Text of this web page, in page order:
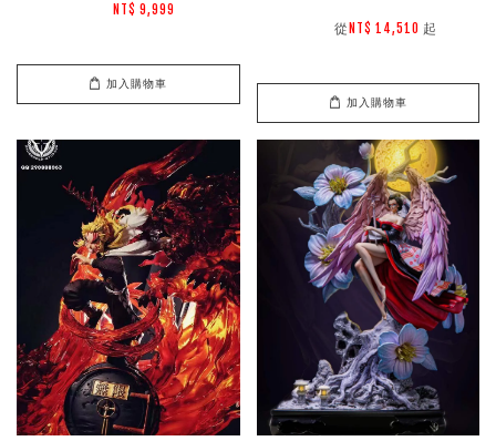
NT$ 9,999
加入購物車
        從
NT$ 14,510 起
加入購物車